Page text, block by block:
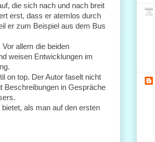
die sich nach und nach breit
erst, dass er atemlos durch
er zum Beispiel aus dem Bus
allem die beiden
weisen Entwicklungen im
on top. Der Autor faselt nicht
Beschreibungen in Gespräche
als man auf den ersten